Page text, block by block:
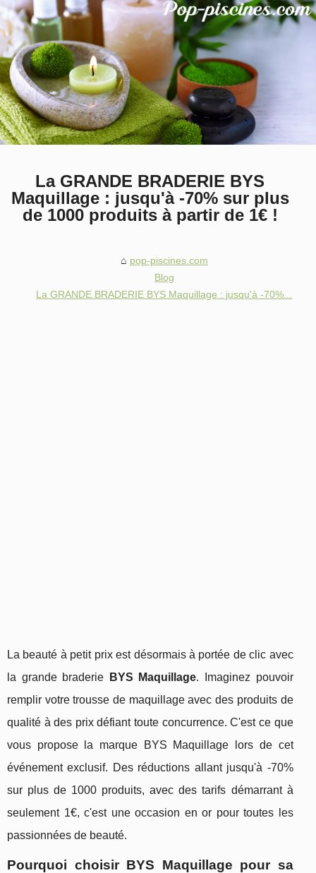
La GRANDE BRADERIE BYS
Maquillage : jusqu'à -70% sur plus
de 1000 produits à partir de 1€ !
pop-piscines.com
Blog
La GRANDE BRADERIE BYS Maquillage : jusqu'à -70%...
La beauté à petit prix est désormais à portée de clic avec
la grande braderie
BYS Maquillage. Imaginez pouvoir
remplir votre trousse de maquillage avec des produits de
qualité à des prix défiant toute concurrence. C'est ce que
vous propose la marque BYS Maquillage lors de cet
événement exclusif. Des réductions allant jusqu'à -70%
sur plus de 1000 produits, avec des tarifs démarrant à
seulement 1€, c'est une occasion en or pour toutes les
passionnées de beauté.
Pourquoi choisir BYS Maquillage pour sa